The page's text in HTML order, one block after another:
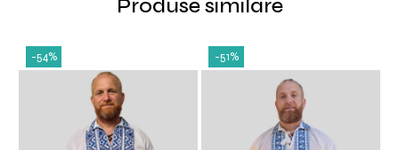
Produse similare
-54% -51%